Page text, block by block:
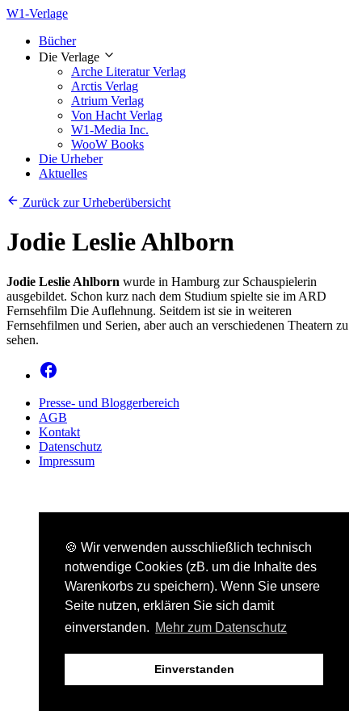
🍪 Wir verwenden ausschließlich technisch
notwendige Cookies (zB. um die Inhalte des
Warenkorbs zu speichern). Wenn Sie unsere
Seite nutzen, erklären Sie sich damit
einverstanden. Mehr zum Datenschutz
Einverstanden
W1-Verlage
Bücher
Die Verlage
Arche Literatur Verlag
Arctis Verlag
Atrium Verlag
Von Hacht Verlag
W1-Media Inc.
WooW Books
Die Urheber
Aktuelles
Zurück zur Urheberübersicht
Jodie Leslie Ahlborn
Jodie Leslie Ahlborn wurde in Hamburg zur Schauspielerin
ausgebildet. Schon kurz nach dem Studium spielte sie im ARD
Fernsehfilm Die Auflehnung. Seitdem ist sie in weiteren
Fernsehfilmen und Serien, aber auch an verschiedenen Theatern zu
sehen.
Presse- und Bloggerbereich
AGB
Kontakt
Datenschutz
Impressum